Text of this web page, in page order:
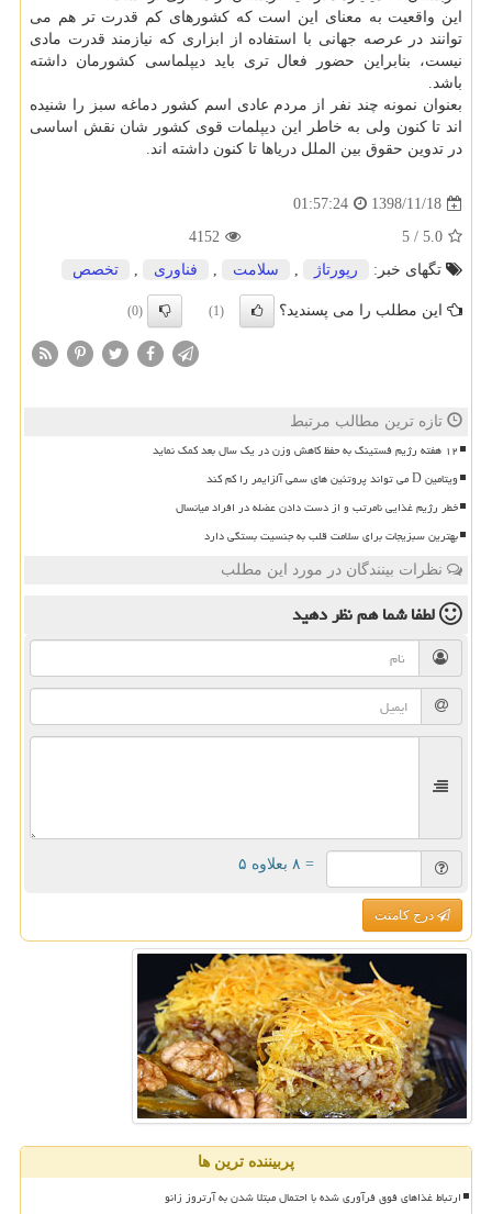
این واقعیت به معنای این است که کشورهای کم قدرت تر هم می
توانند در عرصه جهانی با استفاده از ابزاری که نیازمند قدرت مادی
نیست، بنابراین حضور فعال تری باید دیپلماسی کشورمان داشته
باشد.
بعنوان نمونه چند نفر از مردم عادی اسم کشور دماغه سبز را شنیده
اند تا کنون ولی به خاطر این دیپلمات قوی کشور شان نقش اساسی
در تدوین حقوق بین الملل دریاها تا کنون داشته اند.
1398/11/18
01:57:24
5.0
/
5
4152
تگهای خبر:
رپورتاژ , سلامت , فناوری , تخصص
این مطلب را می پسندید؟ (1)
(0)
تازه ترین مطالب مرتبط
۱۲ هفته رژیم فستینگ به حفظ کاهش وزن در یک سال بعد کمک نماید
ویتامین D می تواند پروتئین های سمی آلزایمر را کم کند
خطر رژیم غذایی نامرتب و از دست دادن عضله در افراد میانسال
بهترین سبزیجات برای سلامت قلب به جنسیت بستگی دارد
نظرات بینندگان در مورد این مطلب
لطفا شما همنظر دهید
= ۸ بعلاوه ۵
درج کامنت
پربیننده ترین ها
ارتباط غذاهای فوق فرآوری شده با احتمال مبتلا شدن به آرتروز زانو